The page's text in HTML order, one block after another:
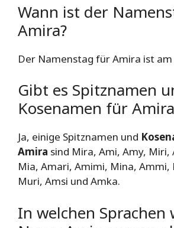
Wann ist der
Amira?
Der Namenstag für Amira ist am
Gibt es Spitznamen
Kosenamen für
Ja, einige Spitznamen und
Amira sind Mira, Ami, Amy,
Mia, Amari, Amimi, Mina,
Muri, Amsi und Amka.
In welchen Sprachen